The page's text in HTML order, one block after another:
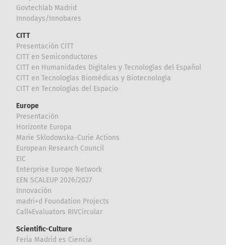
Govtechlab Madrid
Innodays/Innobares
CITT
Presentación CITT
CITT en Semiconductores
CITT en Humanidades Digitales y Tecnologías del Español
CITT en Tecnologías Biomédicas y Biotecnología
CITT en Tecnologías del Espacio
Europe
Presentación
Horizonte Europa
Marie Sklodowska-Curie Actions
European Research Council
EIC
Enterprise Europe Network
EEN SCALEUP 2026/2027
Innovación
madri+d Foundation Projects
Call4Evaluators RIVCircular
Scientific-Culture
Feria Madrid es Ciencia